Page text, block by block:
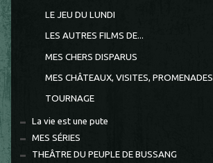
LE JEU DU LUNDI
LES AUTRES FILMS DE...
MES CHERS DISPARUS
MES CHÂTEAUX, VISITES, PROMENADES
TOURNAGE
La vie est une pute
MES SÉRIES
THEÂTRE DU PEUPLE DE BUSSANG